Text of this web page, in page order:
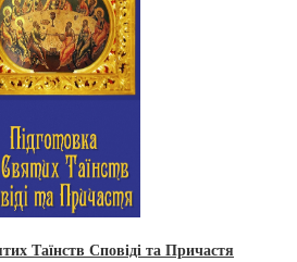
Таїнств Сповіді та Причастя